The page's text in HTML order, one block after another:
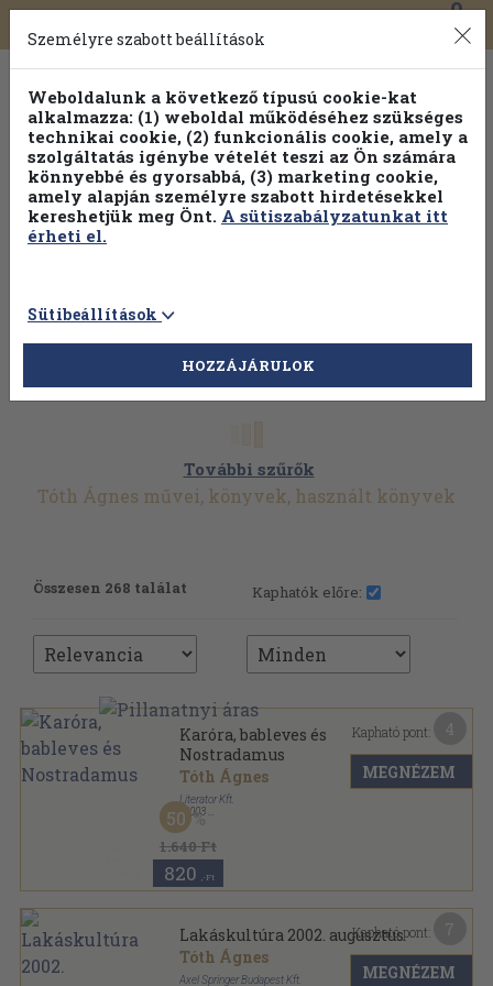
Toggle
navigation
0
További szűrők
Tóth Ágnes művei, könyvek, használt könyvek
Összesen 268 találat Kaphatók előre:
Karóra, bableves és
Nostradamus
Tóth Ágnes
Literator Kft.
, 2003
Ragasztott papírkötés
1.640 Ft
50
820 ,-Ft
Kapható pont:
MEGNÉZEM
Lakáskultúra 2002. augusztus
Tóth Ágnes
Axel Springer Budapest Kft.
Kapható pont:
MEGNÉZEM
Személyre szabott beállítások
Weboldalunk a következő típusú cookie-kat
alkalmazza: (1) weboldal működéséhez szükséges
technikai cookie, (2) funkcionális cookie, amely a
szolgáltatás igénybe vételét teszi az Ön számára
könnyebbé és gyorsabbá, (3) marketing cookie,
amely alapján személyre szabott hirdetésekkel
kereshetjük meg Önt. A sütiszabályzatunkat itt
érheti el.
Sütibeállítások
HOZZÁJÁRULOK